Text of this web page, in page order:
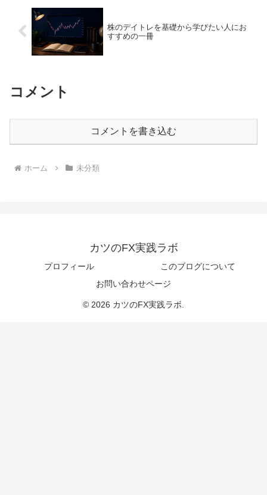
株のデイトレを基礎から学びたい人にお
すすめの一冊
コメント
コメントを書き込む
ホーム 未分類
カツのFX実践ラボ
プロフィール
このブログについて
お問い合わせページ
© 2026 カツのFX実践ラボ.